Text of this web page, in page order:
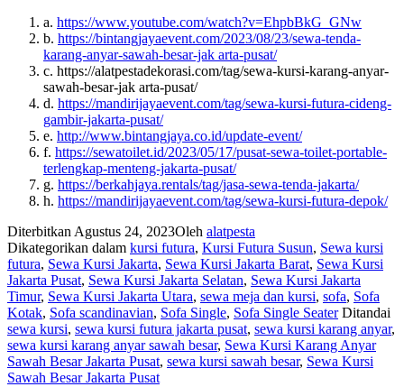
a. https://www.youtube.com/watch?v=EhpbBkG_GNw
b. https://bintangjayaevent.com/2023/08/23/sewa-tenda-
karang-anyar-sawah-besar-jak arta-pusat/
c. https://alatpestadekorasi.com/tag/sewa-kursi-karang-anyar-
sawah-besar-jak arta-pusat/
d. https://mandirijayaevent.com/tag/sewa-kursi-futura-cideng-
gambir-jakarta-pusat/
e. http://www.bintangjaya.co.id/update-event/
f. https://sewatoilet.id/2023/05/17/pusat-sewa-toilet-portable-
terlengkap-menteng-jakarta-pusat/
g. https://berkahjaya.rentals/tag/jasa-sewa-tenda-jakarta/
h. https://mandirijayaevent.com/tag/sewa-kursi-futura-depok/
Diterbitkan Agustus 24, 2023Oleh alatpesta
Dikategorikan dalam kursi futura, Kursi Futura Susun, Sewa kursi
futura, Sewa Kursi Jakarta, Sewa Kursi Jakarta Barat, Sewa Kursi
Jakarta Pusat, Sewa Kursi Jakarta Selatan, Sewa Kursi Jakarta
Timur, Sewa Kursi Jakarta Utara, sewa meja dan kursi, sofa, Sofa
Kotak, Sofa scandinavian, Sofa Single, Sofa Single Seater Ditandai
sewa kursi, sewa kursi futura jakarta pusat, sewa kursi karang anyar,
sewa kursi karang anyar sawah besar, Sewa Kursi Karang Anyar
Sawah Besar Jakarta Pusat, sewa kursi sawah besar, Sewa Kursi
Sawah Besar Jakarta Pusat